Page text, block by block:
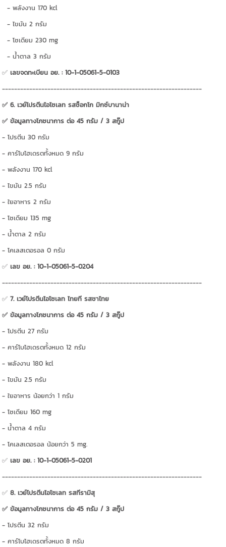
- พลังงาน 170 kcl
- ไขมัน 2 กรัม
- โซเดียม 230 mg
- น้ำตาล 3 กรัม
✅เลขจดทะเบียน อย. : 10-1-05061-5-0103
------------------------------------------------------------------
✅ 6. เวย์โปรตีนไอโซเลท รสช็อกโก มิกซ์บานาน่า
✅ ข้อมูลทางโภชนาการ ต่อ 45 กรัม / 3 สกู๊ป
- โปรตีน 30 กรัม
- คาร์โบไฮเดรตทั้งหมด 9 กรัม
- พลังงาน 170 kcl
- ไขมัน 2.5 กรัม
- ใยอาหาร 2 กรัม
- โซเดียม 135 mg
- น้ำตาล 2 กรัม
- โคเลสเตอรอล 0 กรัม
✅เลข อย. : 10-1-05061-5-0204
------------------------------------------------------------------
✅ 7. เวย์โปรตีนไอโซเลท ไทยที รสชาไทย
✅ ข้อมูลทางโภชนาการ ต่อ 45 กรัม / 3 สกู๊ป
- โปรตีน 27 กรัม
- คาร์โบไฮเดรตทั้งหมด 12 กรัม
- พลังงาน 180 kcl
- ไขมัน 2.5 กรัม
- ใยอาหาร น้อยกว่า 1 กรัม
- โซเดียม 160 mg
- น้ำตาล 4 กรัม
- โคเลสเตอรอล น้อยกว่า 5 mg.
✅เลข อย. : 10-1-05061-5-0201
------------------------------------------------------------------
✅ 8. เวย์โปรตีนไอโซเลท รสทีรามิสุ
✅ ข้อมูลทางโภชนาการ ต่อ 45 กรัม / 3 สกู๊ป
- โปรตีน 32 กรัม
- คาร์โบไฮเดรตทั้งหมด 8 กรัม